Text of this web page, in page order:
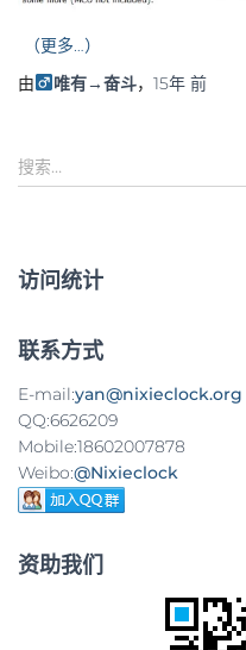
（更多…）
由
唯有→奋斗， 15年前
搜
索
搜索…
访问统计
联系方式
E-mail:yan@nixieclock.org
QQ:6626209
Mobile:18602007878
Weibo:@Nixieclock
资助我们